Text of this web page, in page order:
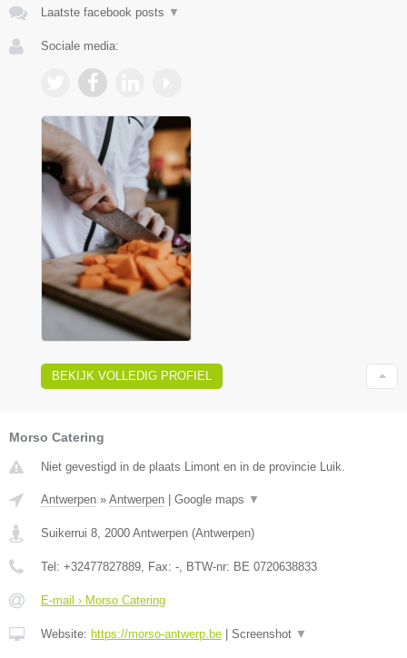
Laatste facebook posts ▼
Sociale media:
BEKIJK VOLLEDIG PROFIEL
Morso Catering
Niet gevestigd in de plaats Limont en in de provincie Luik.
Antwerpen » Antwerpen Google maps ▼
Suikerrui 8, 2000 Antwerpen (Antwerpen)
Tel: +32477827889, Fax: -, BTW-nr: BE 0720638833
E-mail › Morso Catering
Website: https://morso-antwerp.be Screenshot ▼